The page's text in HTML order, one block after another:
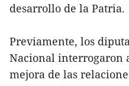
desarrollo de la Patria.
Previamente, los
Nacional interrogaron
mejora de las